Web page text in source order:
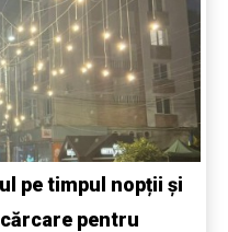
pe timpul nopții și
pentru